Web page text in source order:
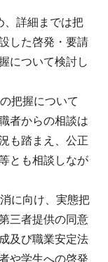
、詳細までは把
した啓発・要請
について検討し
把握について
者からの相談は
も踏まえ、公正
とも相談しなが
に向け、実態把
三者提供の同意
及び職業安定法
や学生への啓発